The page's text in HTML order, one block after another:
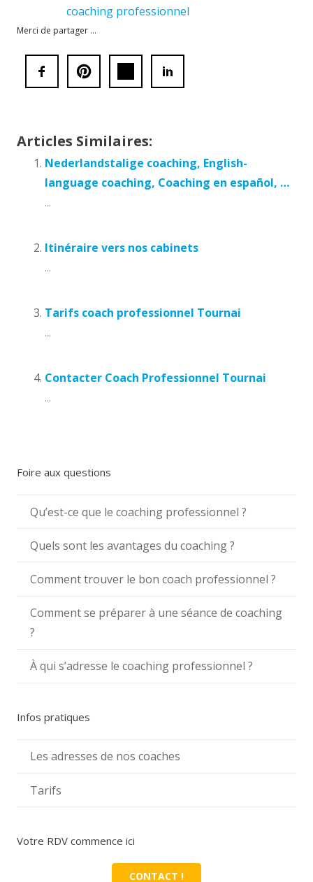
coaching professionnel
Merci de partager ...
Articles Similaires:
Nederlandstalige coaching, English-
language coaching, Coaching en español, …
...
Itinéraire vers nos cabinets
...
Tarifs coach professionnel Tournai
...
Contacter Coach Professionnel Tournai
...
Foire aux questions
Qu’est-ce que le coaching professionnel ?
Quels sont les avantages du coaching ?
Comment trouver le bon coach professionnel ?
Comment se préparer à une séance de coaching
?
À qui s’adresse le coaching professionnel ?
Infos pratiques
Les adresses de nos coaches
Tarifs
Votre RDV commence ici
CONTACT !